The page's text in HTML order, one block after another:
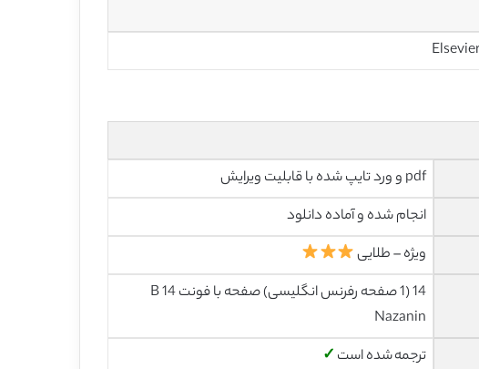
pdf و ورد تایپ شده با قابلیت ویرایش
انجام شده و آماده دانلود
ویژه – طلایی
14 (1 صفحه رفرنس انگلیسی) صفحه با فونت 14 B
Nazanin
ترجمه شده است ✓